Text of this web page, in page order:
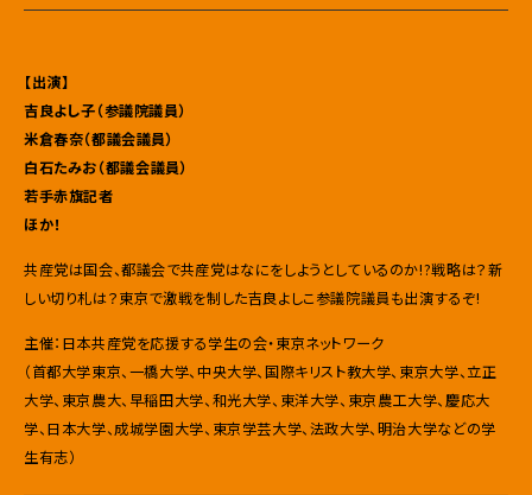
【出演】
吉良よし子（参議院議員）
米倉春奈（都議会議員）
白石たみお（都議会議員）
若手赤旗記者
ほか！
共産党は国会、都議会で共産党はなにをしようとしているのか!?戦略は？新
しい切り札は？東京で激戦を制した吉良よしこ参議院議員も出演するぞ!
主催：日本共産党を応援する学生の会・東京ネットワーク
（首都大学東京、一橋大学、中央大学、国際キリスト教大学、東京大学、立正
大学、東京農大、早稲田大学、和光大学、東洋大学、東京農工大学、慶応大
学、日本大学、成城学園大学、東京学芸大学、法政大学、明治大学などの学
生有志）